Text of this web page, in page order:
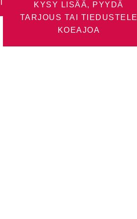
KYSY LISÄÄ, PYYDÄ
TARJOUS TAI TIEDUSTELE
KOEAJOA